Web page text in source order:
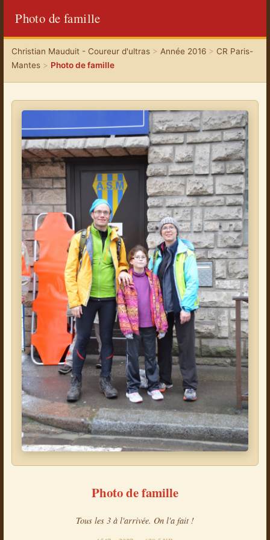
Photo de famille
Christian Mauduit - Coureur d'ultras> Année 2016> CR Paris-
Mantes> Photo de famille
Photo de famille
Tous les 3 à l'arrivée. On l'a fait !